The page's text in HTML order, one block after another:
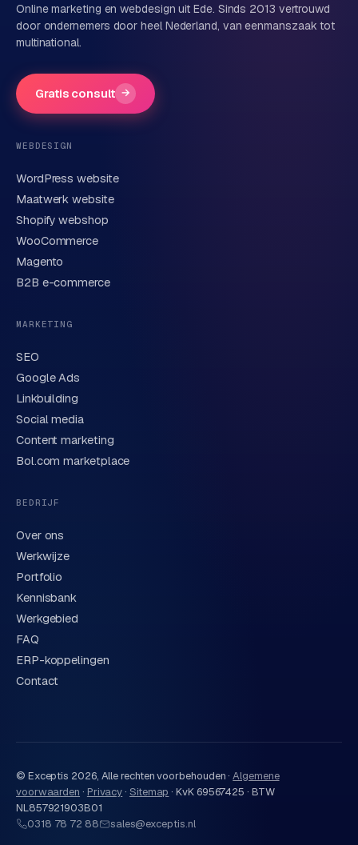
Bedrijfsnaam
Telefoonnummer(optioneel)
Korte omschrijving van je vraag of project
Verstuur aanvraag
We behandelen je gegevens zorgvuldig conform onze
privacyverklaring
Online marketing en webdesign uit Ede. Sinds 2013 vertrouwd
door ondernemers door heel Nederland, van eenmanszaak tot
multinational.
Gratis consult →
WEBDESIGN
WordPress website
Maatwerk website
Shopify webshop
WooCommerce
Magento
B2B e-commerce
MARKETING
SEO
Google Ads
Linkbuilding
Social media
Content marketing
Bol.com marketplace
BEDRIJF
Over ons
Werkwijze
Portfolio
Kennisbank
Werkgebied
FAQ
ERP-koppelingen
Contact
© Exceptis 2026, Alle rechten voorbehouden · Algemene
voorwaarden · Privacy· Sitemap ·KvK 69567425 · BTW
NL857921903B01
0318 78 72 88
sales@exceptis.nl